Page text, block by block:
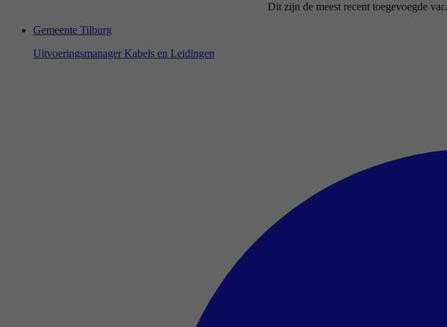
Dit zijn de meest recent toegevoegde
Gemeente Tilburg
Uitvoeringsmanager Kabels en Leidingen